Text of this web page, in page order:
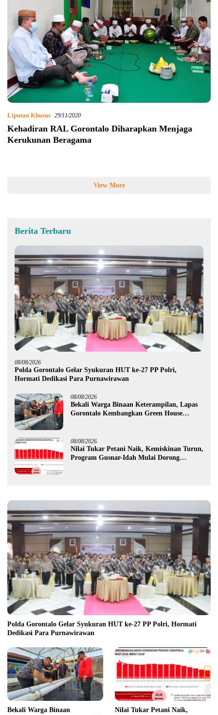
Liputan Khusus 29/11/2020
Kehadiran RAL Gorontalo Diharapkan Menjaga
Kerukunan Beragama
View More
Berita Terbaru
08/08/2026
Polda Gorontalo Gelar Syukuran HUT ke-27 PP Polri,
Hormati Dedikasi Para Purnawirawan
08/08/2026
Bekali Warga Binaan Keterampilan, Lapas
Gorontalo Kembangkan Green House
08/08/2026
Nilai Tukar Petani Naik, Kemiskinan Turun,
Program Gusnar-Idah Mulai Dorong
Polda Gorontalo Gelar Syukuran HUT ke-27 PP Polri, Hormati
Dedikasi Para Purnawirawan
Bekali Warga Binaan
Nilai Tukar Petani Naik,